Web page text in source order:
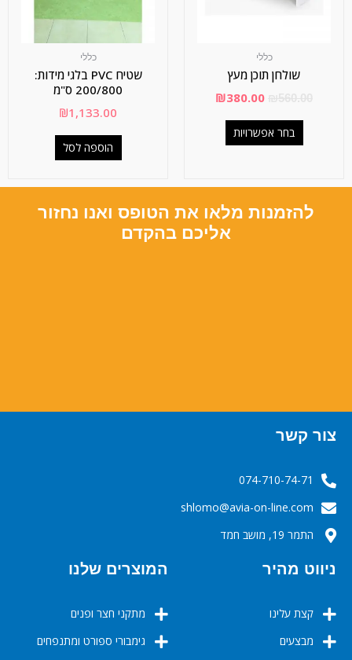
כללי
שטיח PVC בלגי מידות:
200/800 ס"מ
₪1,133.00
הוספה לסל
כללי
שולחן תוכן מעץ
₪380.00
בחר אפשרויות
להזמנות מלאו את הטופס ואנו נחזור
אליכם בהקדם
צור קשר
074-710-74-71
‬‬‬shlomo@avia-on-line.com‬
התמר 19, מושב חמד
ניווט מהיר
קצת עלינו
מבצעים
המוצרים שלנו
מתקני חצר ופנים
גימבורי ספורט ומתנפחים